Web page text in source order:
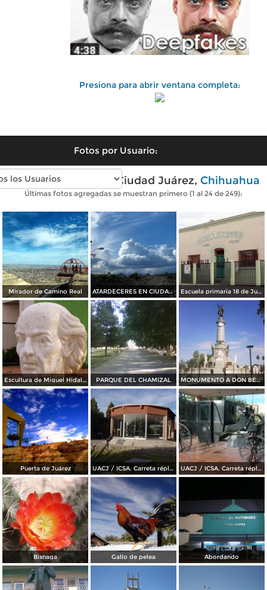
Presiona para abrir ventana completa:
Fotos por Usuario:
Fotos modernas de Ciudad Juárez, Chihuahua
Últimas fotos agregadas se muestran primero (1 al 24 de 249):
Mirador de Camino Real ATARDECERES EN CIUDAD JUAREZ Escuela primaria 18 de Julio
Escultura de Miguel Hidalgo PARQUE DEL CHAMIZAL MONUMENTO A DON BENITO JUAREZ
Puerta de Juárez UACJ / ICSA. Carreta réplica de la transportó a Benito Juárez hasta Paso del Norte UACJ / ICSA. Carreta réplica de la transportó a Benito Juárez hasta Paso del Norte
Bisnaga Gallo de pelea Abordando